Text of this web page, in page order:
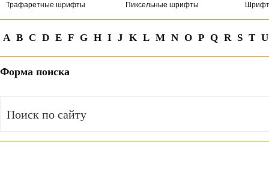
Трафаретные шрифты
Пиксельные шрифты
A B C D E F G H I J K L M N O P Q R S T U
Форма поиска